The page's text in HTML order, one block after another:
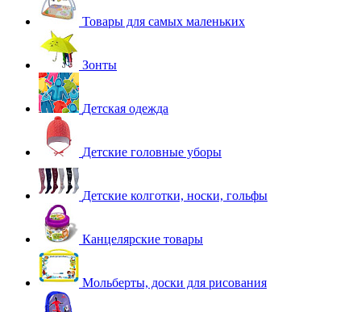
Товары для самых маленьких
Зонты
Детская одежда
Детские головные уборы
Детские колготки, носки, гольфы
Канцелярские товары
Мольберты, доски для рисования